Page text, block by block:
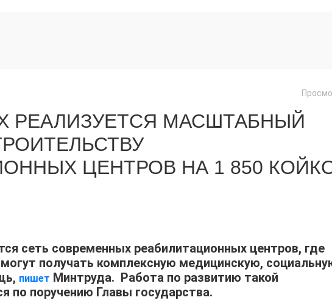
РЕАЛИЗУЕТСЯ МАСШТАБНЫЙ
ЦЕНТРОВ НА 1 850
сеть современных реабилитационных центров, где
получать комплексную медицинскую,
пишет Минтруда. Работа по развитию такой
по поручению Главы государства.